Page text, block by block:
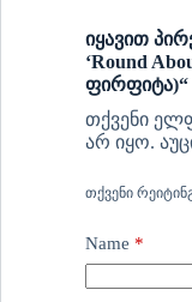
იყავით
‘Round
ფირფიტა)“
თქვენი
არ იყო.
ᲗᲥᲕᲔᲜᲘ
Name *